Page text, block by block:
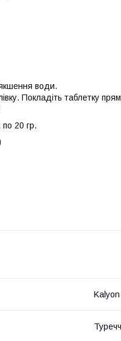
води.
Покладіть таблетку
по 20 гр.
Kalyon